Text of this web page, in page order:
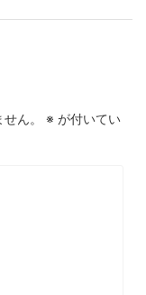
ん。 ※ が付いてい